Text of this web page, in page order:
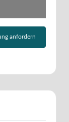
anfordern